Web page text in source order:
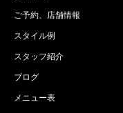
ご予約、店舗情報
スタイル例
スタッフ紹介
ブログ
メニュー表